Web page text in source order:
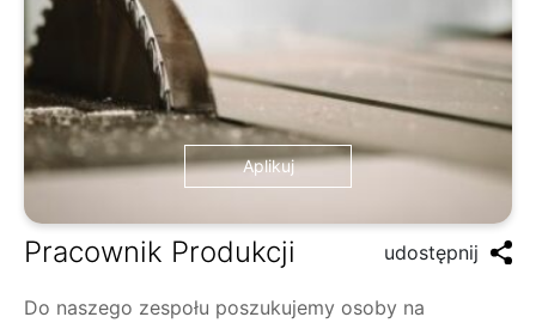
Aplikuj
Pracownik Produkcji udostępnij
Do naszego zespołu poszukujemy osoby na